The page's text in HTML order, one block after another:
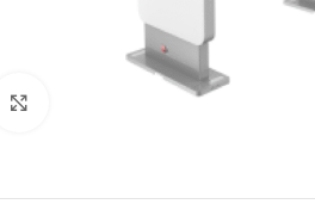
Нажмите, чтобы увеличить